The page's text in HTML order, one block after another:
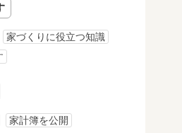
家づくりに役立つ知識
家計簿を公開